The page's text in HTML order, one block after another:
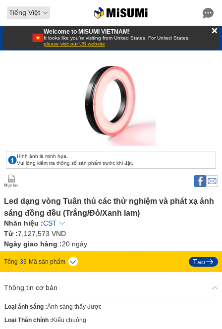
Tiếng Việt
Welcome to MISUMI VIETNAM!
It looks like you’re visiting from United States. For United States,
please visit our US website
Hình ảnh là minh họa.
Vui lòng kiểm tra thông số sản phẩm trước khi đặt.
Mục lục
Led dạng vòng Tuân thủ các thử nghiệm và phát xạ ánh
sáng đồng đều (Trắng/Đỏ/Xanh lam)
Nhãn hiệu :CST
Từ :7,127,573 VND
Ngày giao hàng :20 ngày
Tổng 33 Mã sản phẩm Tạo
Thông tin cơ bản
Loại ánh sáng :Ánh sáng thấy được
Loại Thân chính : Kiểu chuông